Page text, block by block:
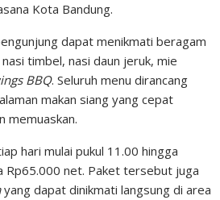
Kota Bandung.
dapat menikmati beragam
timbel, nasi daun jeruk, mie
BBQ. Seluruh menu dirancang
makan siang yang cepat
memuaskan.
hari mulai pukul 11.00 hingga
Rp65.000 net. Paket tersebut juga
yang dapat dinikmati langsung di area